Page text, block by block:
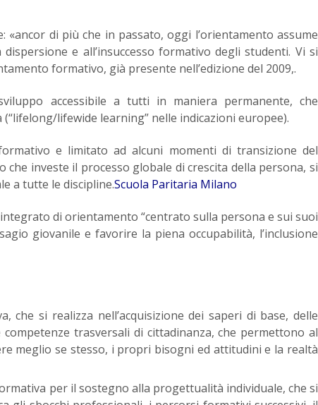
di più che in passato, oggi l’orientamento assume
e all’insuccesso formativo degli studenti. Vi si
formativo, già presente nell’edizione del 2009,.
accessibile a tutti in maniera permanente, che
lifewide learning” nelle indicazioni europee).
e limitato ad alcuni momenti di transizione del
investe il processo globale di crescita della persona, si
a tutte le discipline.Scuola Paritaria Milano
di orientamento “centrato sulla persona e sui suoi
giovanile e favorire la piena occupabilità, l’inclusione
che si realizza nell’acquisizione dei saperi di base, delle
trasversali di cittadinanza, che permettono al
meglio se stesso, i propri bisogni ed attitudini e la realtà
per il sostegno alla progettualità individuale, che si